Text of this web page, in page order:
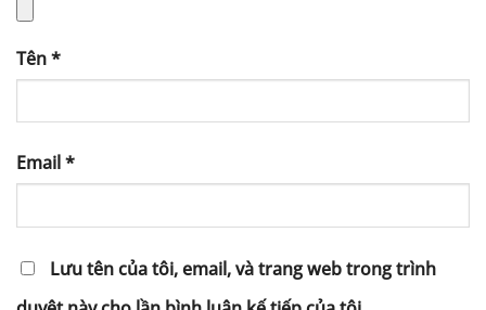
Tên*
Email*
Lưu tên của tôi, email, và trang web trong trình